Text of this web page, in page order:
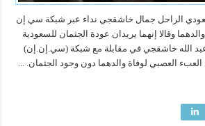
الراحل جمال خاشقجي نداء عبر شبكة سي إن
وقالا إنهما يريدان عودة الجثمان للسعودية
الله خاشقجي في مقابلة مع شبكة (سي.إن.إن)
العبء العصبي لوفاة والدهما دون وجود الجثمان. ...